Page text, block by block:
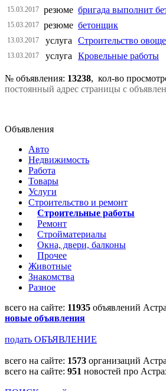
15.03.2017 резюме бригада выполнит
15.03.2017 резюме бетонщик
13.03.2017 услуга Строительство
13.03.2017 услуга Кровельные работы
№ объявления: 13238, кол-во
постоянный адрес страницы с
Объявления
Авто
Недвижимость
Работа
Товары
Услуги
Строительство и ремонт
Строительные работы
Ремонт
Стройматериалы
Окна, двери, балконы
Прочее
Животные
Знакомства
Разное
всего на сайте: 11935 объявлений
новые объявления
подать ОБЪЯВЛЕНИЕ
всего на сайте: 1573 организаций
всего на сайте: 951 новостей про